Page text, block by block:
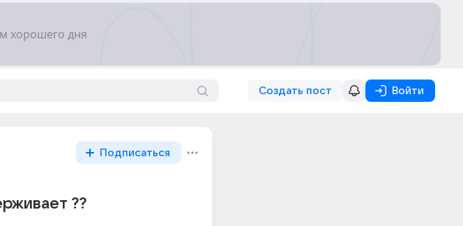
Создать пост Войти
Подписаться
??